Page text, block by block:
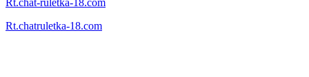
Rt.chat-ruletka-18.com
Rt.chatruletka-18.com